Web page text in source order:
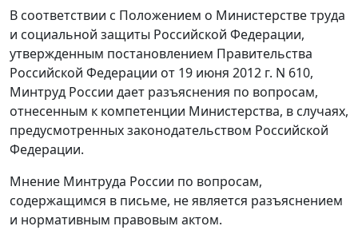
В соответствии с Положением о Министерстве труда
и социальной защиты Российской Федерации,
утвержденным постановлением Правительства
Российской Федерации от 19 июня 2012 г. N 610,
Минтруд России дает разъяснения по вопросам,
отнесенным к компетенции Министерства, в случаях,
предусмотренных законодательством Российской
Федерации.
Мнение Минтруда России по вопросам,
содержащимся в письме, не является разъяснением
и нормативным правовым актом.